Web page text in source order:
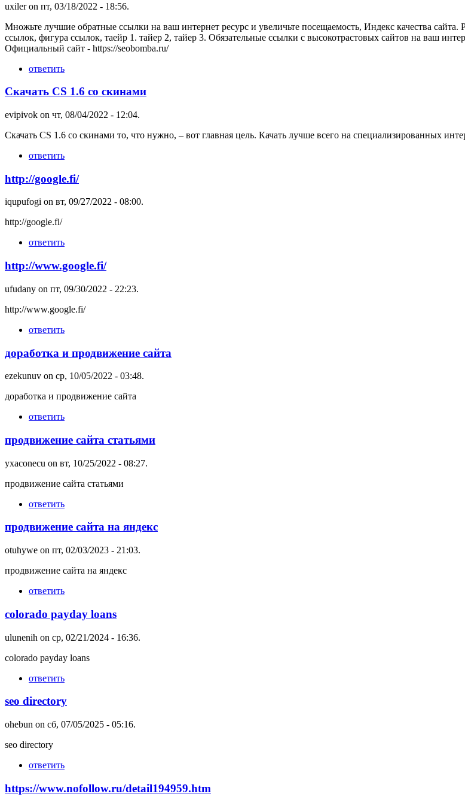
uxileron пт, 03/18/2022 - 18:56.
Множьте лучшие обратные ссылки на ваш интернет ресурс и увеличьте посещаемость, Индекс качества
ссылок, фигура ссылок, таейр 1. тайер 2, тайер 3. Обязательные ссылки с высокотрастовых сайтов на ваш
Официальный сайт - https://seobomba.ru/
ответить
Скачать CS 1.6 со скинами
evipivok on чт, 08/04/2022 - 12:04.
Скачать CS 1.6 со скинами то, что нужно, – вот главная цель. Качать лучше всего на специализированных
ответить
http://google.fi/
iqupufogi on вт, 09/27/2022 - 08:00.
http://google.fi/
ответить
http://www.google.fi/
ufudany on пт, 09/30/2022 - 22:23.
http://www.google.fi/
ответить
доработка и продвижение сайта
ezekunuv on ср, 10/05/2022 - 03:48.
доработка и продвижение сайта
ответить
продвижение сайта статьями
yxaconecu on вт, 10/25/2022 - 08:27.
продвижение сайта статьями
ответить
продвижение сайта на яндекс
otuhywe on пт, 02/03/2023 - 21:03.
продвижение сайта на яндекс
ответить
colorado payday loans
ulunenih on ср, 02/21/2024 - 16:36.
colorado payday loans
ответить
seo directory
ohebun on сб, 07/05/2025 - 05:16.
seo directory
ответить
https://www.nofollow.ru/detail194959.htm